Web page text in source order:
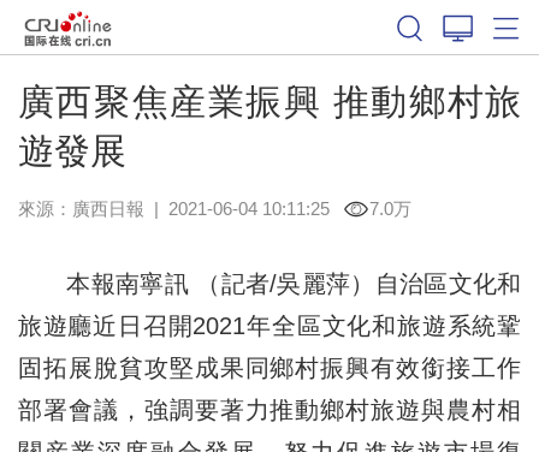
廣西聚焦産業振興 推動鄉村旅
遊發展
來源： 廣西日報 | 2021-06-04 10:11:25 7.0万
本報南寧訊 （記者/吳麗萍）自治區文化和
旅遊廳近日召開2021年全區文化和旅遊系統鞏
固拓展脫貧攻堅成果同鄉村振興有效銜接工作
部署會議，強調要著力推動鄉村旅遊與農村相